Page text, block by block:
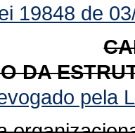
19848 de
DA
pela